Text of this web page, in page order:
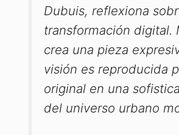
Dubuis, reflexiona
transformación digital.
crea una pieza
visión es reproducida
original en una
del universo urbano